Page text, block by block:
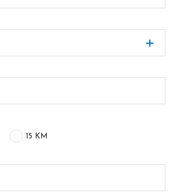
15 KM